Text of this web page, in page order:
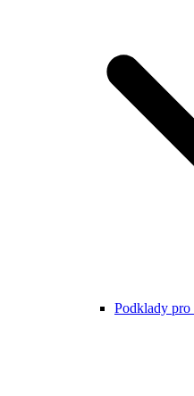
Podklady pro